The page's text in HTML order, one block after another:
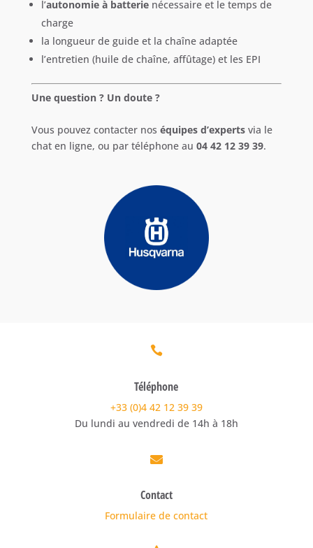
l’autonomie à batterienécessaire et le temps de
charge
la longueur de guide et la chaîne adaptée
l’entretien (huile de chaîne, affûtage) et les EPI
Une question ? Un doute ?
Vous pouvez contacter nos équipes d’expertsvia le
chat en ligne, ou par téléphone au 04 42 12 39 39.

Téléphone
+33 (0)4 42 12 39 39
Du lundi au vendredi de 14h à 18h

Contact
Formulaire de contact